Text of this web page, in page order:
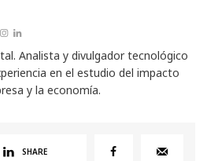
Analista y divulgador tecnológico
en el estudio del impacto
y la economía.
SHARE